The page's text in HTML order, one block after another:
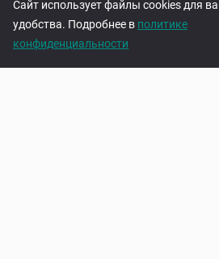
Сайт использует файлы cookies для
удобства. Подробнее в политике
конфиденциальности